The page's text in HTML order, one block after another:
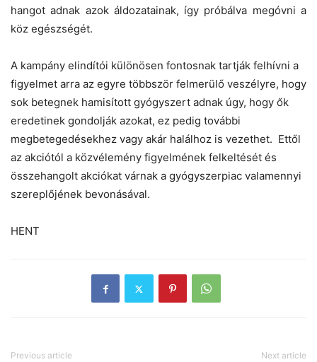
hangot adnak azok áldozatainak, így próbálva megóvni a
köz egészségét.
A kampány elindítói különösen fontosnak tartják felhívni a
figyelmet arra az egyre többször felmerülő veszélyre, hogy
sok betegnek hamisított gyógyszert adnak úgy, hogy ők
eredetinek gondolják azokat, ez pedig további
megbetegedésekhez vagy akár halálhoz is vezethet. Ettől
az akciótól a közvélemény figyelmének felkeltését és
összehangolt akciókat várnak a gyógyszerpiac valamennyi
szereplőjének bevonásával.
HENT
Previous article Next article